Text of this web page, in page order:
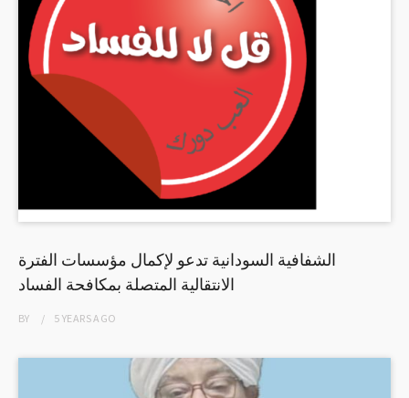
الشفافية السودانية تدعو لإكمال مؤسسات الفترة
الانتقالية المتصلة بمكافحة الفساد
BY 5 YEARSAGO